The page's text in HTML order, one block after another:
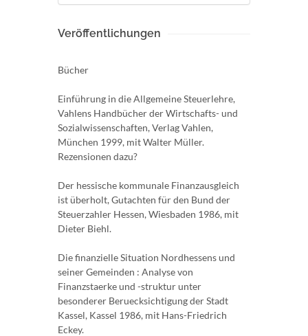
Veröffentlichungen
Bücher
Einführung in die Allgemeine Steuerlehre,
Vahlens Handbücher der Wirtschafts- und
Sozialwissenschaften, Verlag Vahlen,
München 1999, mit Walter Müller.
Rezensionen dazu?
Der hessische kommunale Finanzausgleich
ist überholt, Gutachten für den Bund der
Steuerzahler Hessen, Wiesbaden 1986, mit
Dieter Biehl.
Die finanzielle Situation Nordhessens und
seiner Gemeinden : Analyse von
Finanzstaerke und -struktur unter
besonderer Beruecksichtigung der Stadt
Kassel, Kassel 1986, mit Hans-Friedrich
Eckey.